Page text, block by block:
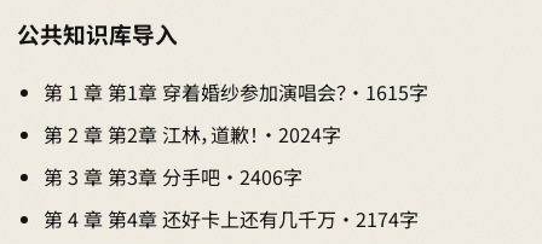
公共知识库导入
第 1 章 第1章 穿着婚纱参加演唱会？ · 1615字
第 2 章 第2章 江林，道歉！ · 2024字
第 3 章 第3章 分手吧 · 2406字
第 4 章 第4章 还好卡上还有几千万 · 2174字